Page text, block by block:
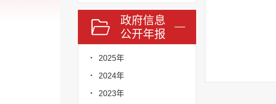
政府信息
公开年报
2025年
2024年
2023年